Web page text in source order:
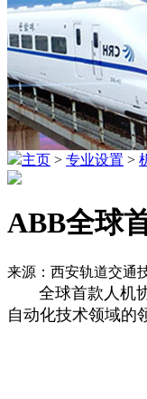
主页 > 专业设置 >
ABB全球
来源：西安轨道交通
全球首款人机
自动化技术领域的